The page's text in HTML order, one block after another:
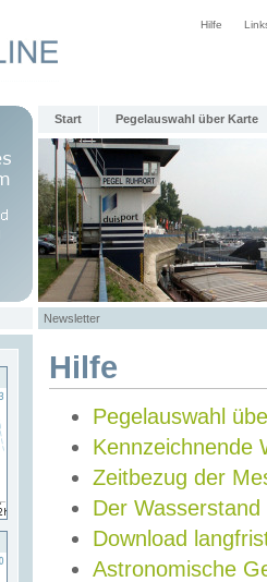
Hilfe
Start Pegelauswahl über Karte
Newsletter
Hilfe
Pegelauswahl
Kennzeichnende
Zeitbezug der
Der Wasserstand
Download
Astronomische